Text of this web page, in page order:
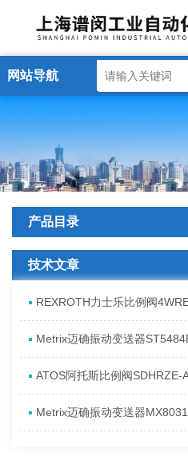
网站导航
产品目录
技术文章
Metrix迈确振动变送器
ATOS阿托斯比例阀SDHRZE-
Metrix迈确振动变送器